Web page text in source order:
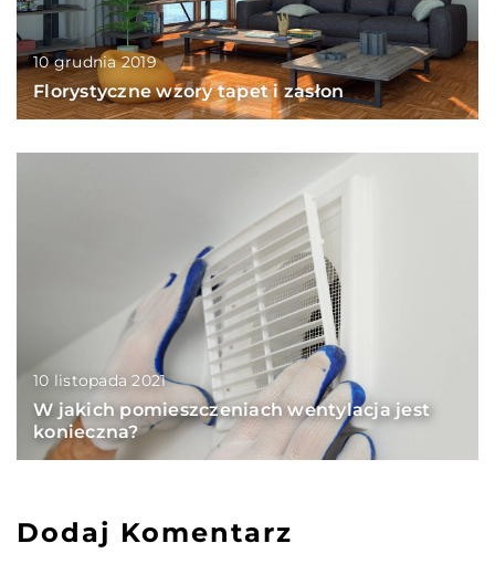
10 grudnia 2019
Florystyczne wzory tapet i zasłon
10 listopada 2021
W jakich pomieszczeniach wentylacja jest
konieczna?
Dodaj Komentarz